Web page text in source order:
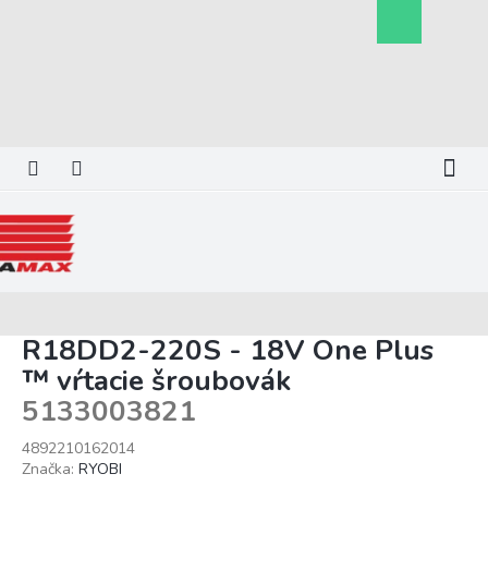
košík
R18DD2-220S - 18V One Plus
™ vŕtacie šroubovák
5133003821
4892210162014
Značka: RYOBI